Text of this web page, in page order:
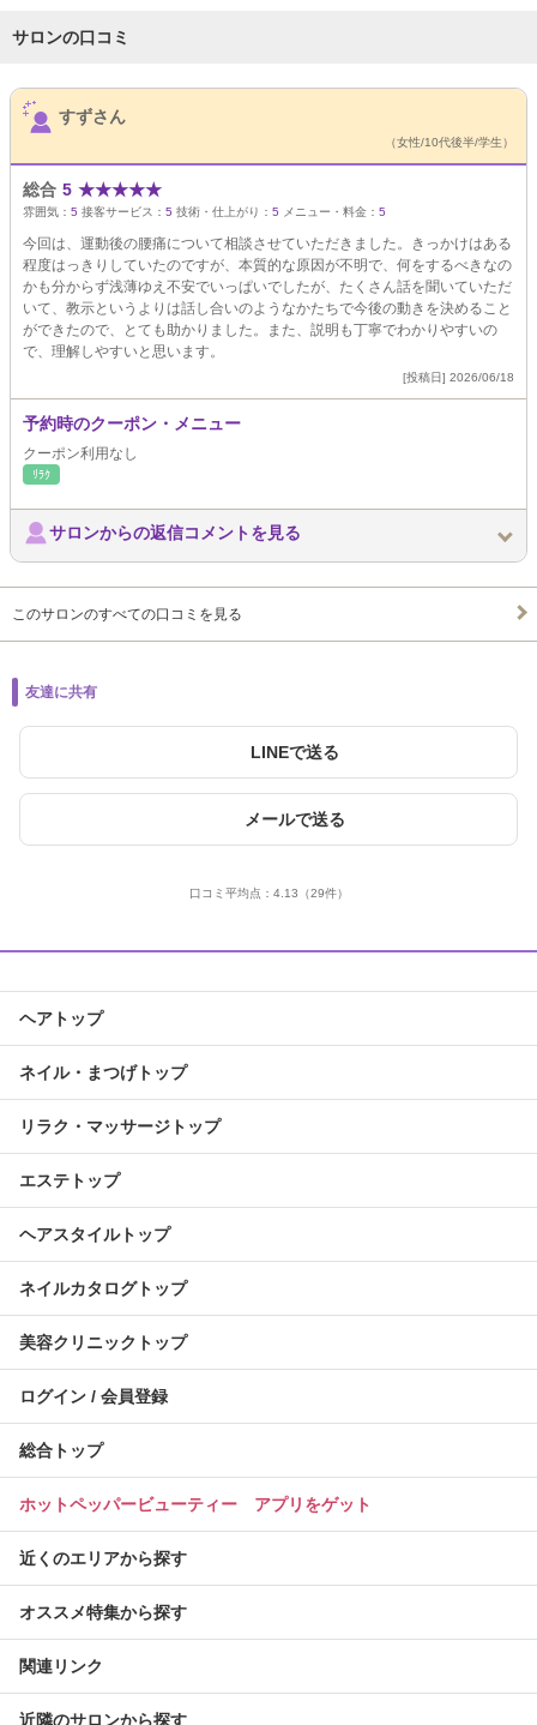
サロンの口コミ
サロンPick Up
すずさん
（女性/10代後半/学生）
総合 5 ★★★★★
雰囲気： 5 接客サービス： 5 技術・仕上がり： 5 メニュー・料金： 5
今回は、運動後の腰痛について相談させていただきました。きっかけはある
程度はっきりしていたのですが、本質的な原因が不明で、何をするべきなの
かも分からず浅薄ゆえ不安でいっぱいでしたが、たくさん話を聞いていただ
いて、教示というよりは話し合いのようなかたちで今後の動きを決めること
ができたので、とても助かりました。また、説明も丁寧でわかりやすいの
で、理解しやすいと思います。
[投稿日] 2026/06/18
予約時のクーポン・メニュー
クーポン利用なし
ﾘﾗｸ
サロンからの返信コメントを見る
このサロンのすべての口コミを見る
友達に共有
LINEで送る
メールで送る
口コミ平均点： 4.13 （29件）
ヘアトップ
ネイル・まつげトップ
リラク・マッサージトップ
エステトップ
ヘアスタイルトップ
ネイルカタログトップ
美容クリニックトップ
ログイン / 会員登録
総合トップ
ホットペッパービューティー アプリをゲット
近くのエリアから探す
オススメ特集から探す
関連リンク
近隣のサロンから探す